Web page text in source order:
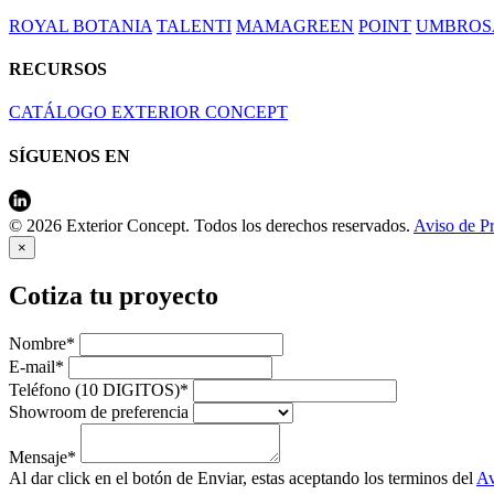
ROYAL BOTANIA TALENTI MAMAGREEN POINT
RECURSOS
CATÁLOGO EXTERIOR CONCEPT
SÍGUENOS EN
© 2026 Exterior Concept. Todos los derechos reservados. Aviso de
×
Cotiza tu proyecto
Nombre*
E-mail*
Teléfono (10 DIGITOS)*
Showroom de preferencia
Mensaje*
Al dar click en el botón de Enviar, estas aceptando los terminos del